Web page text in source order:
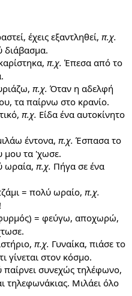
έχεις εξαντληθεί, π.χ.
διάβασμα.
π.χ. Έπεσα από το
π.χ. Όταν η αδελφή
τα παίρνω στο κρανίο.
π.χ. Είδα ένα αυτοκίνητο
έντονα, π.χ. Έσπασα το
μου τα 'χωσε.
ωραία, π.χ. Πήγα σε ένα
= πολύ ωραίο, π.χ.
= φεύγω, αποχωρώ,
π.χ. Γυναίκα, πιάσε το
γίνεται στον κόσμο.
συνεχώς τηλέφωνο,
τηλεφωνάκιας. Μιλάει όλο